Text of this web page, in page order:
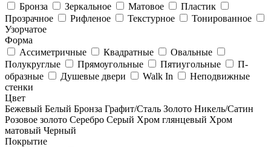
Бронза
Зеркальное Матовое
Пластик
Прозрачное
Рифленое Текстурное
Тонированное
Узорчатое
Форма
Ассиметричные
Квадратные
Овальные
Полукруглые
Прямоугольные Пятиугольные
П-
образные
Душевые двери Walk In
Неподвижные
стенки
Цвет
Бежевый Белый Бронза Графит/Сталь Золото Никель/Сатин
Розовое золото Серебро Серый Хром глянцевый Хром
матовый Черный
Покрытие